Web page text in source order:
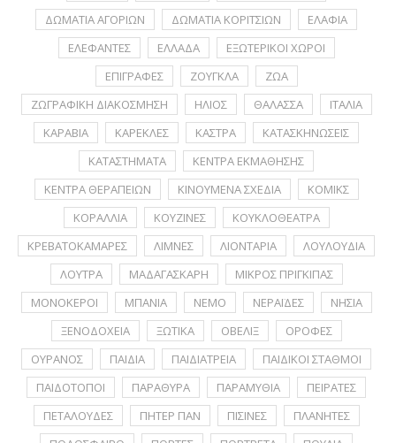
ΔΩΜΑΤΙΑ ΑΓΟΡΙΩΝ
ΔΩΜΑΤΙΑ ΚΟΡΙΤΣΙΩΝ
ΕΛΑΦΙΑ
ΕΛΕΦΑΝΤΕΣ
ΕΛΛΑΔΑ
ΕΞΩΤΕΡΙΚΟΙ ΧΩΡΟΙ
ΕΠΙΓΡΑΦΕΣ
ΖΟΥΓΚΛΑ
ΖΩΑ
ΖΩΓΡΑΦΙΚΗ ΔΙΑΚΟΣΜΗΣΗ
ΗΛΙΟΣ ΘΑΛΑΣΣΑ
ΙΤΑΛΙΑ
ΚΑΡΑΒΙΑ
ΚΑΡΕΚΛΕΣ ΚΑΣΤΡΑ
ΚΑΤΑΣΚΗΝΩΣΕΙΣ
ΚΑΤΑΣΤΗΜΑΤΑ
ΚΕΝΤΡΑ ΕΚΜΑΘΗΣΗΣ
ΚΕΝΤΡΑ ΘΕΡΑΠΕΙΩΝ
ΚΙΝΟΥΜΕΝΑ ΣΧΕΔΙΑ
ΚΟΜΙΚΣ
ΚΟΡΑΛΛΙΑ
ΚΟΥΖΙΝΕΣ
ΚΟΥΚΛΟΘΕΑΤΡΑ
ΚΡΕΒΑΤΟΚΑΜΑΡΕΣ
ΛΙΜΝΕΣ ΛΙΟΝΤΑΡΙΑ
ΛΟΥΛΟΥΔΙΑ
ΛΟΥΤΡΑ
ΜΑΔΑΓΑΣΚΑΡΗ
ΜΙΚΡΟΣ ΠΡΙΓΚΙΠΑΣ
ΜΟΝΟΚΕΡΟΙ
ΜΠΑΝΙΑ ΝΕΜΟ ΝΕΡΑΪΔΕΣ
ΝΗΣΙΑ
ΞΕΝΟΔΟΧΕΙΑ
ΞΩΤΙΚΑ ΟΒΕΛΙΞ
ΟΡΟΦΕΣ
ΟΥΡΑΝΟΣ
ΠΑΙΔΙΑ ΠΑΙΔΙΑΤΡΕΙΑ
ΠΑΙΔΙΚΟΙ ΣΤΑΘΜΟΙ
ΠΑΙΔΟΤΟΠΟΙ
ΠΑΡΑΘΥΡΑ ΠΑΡΑΜΥΘΙΑ
ΠΕΙΡΑΤΕΣ
ΠΕΤΑΛΟΥΔΕΣ
ΠΗΤΕΡ ΠΑΝ ΠΙΣΙΝΕΣ
ΠΛΑΝΗΤΕΣ